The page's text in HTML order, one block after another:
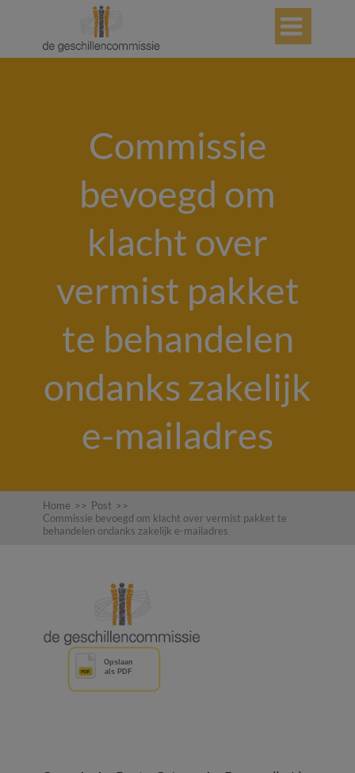

Commissie
bevoegd om
klacht over
vermist pakket
te behandelen
ondanks zakelijk
e-mailadres
Home >> Post >>
Commissie bevoegd om klacht over vermist pakket te
behandelen ondanks zakelijk e-mailadres